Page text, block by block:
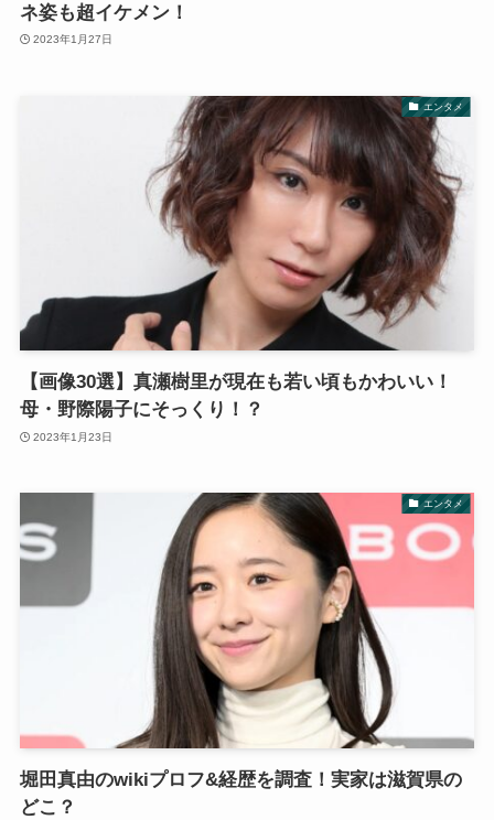
ネ姿も超イケメン！
2023年1月27日
エンタメ
【画像30選】真瀬樹里が現在も若い頃もかわいい！
母・野際陽子にそっくり！？
2023年1月23日
エンタメ
堀田真由のwikiプロフ&経歴を調査！実家は滋賀県の
どこ？